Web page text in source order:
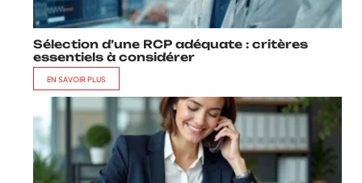
Sélection d’une RCP adéquate : critères
essentiels à considérer
EN SAVOIR PLUS